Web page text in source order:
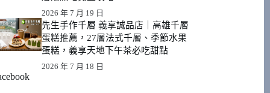
2026 年 7 月 19 日
先生手作千層 義享誠品店｜高雄千層
蛋糕推薦，27層法式千層、季節水果
蛋糕，義享天地下午茶必吃甜點
2026 年 7 月 18 日